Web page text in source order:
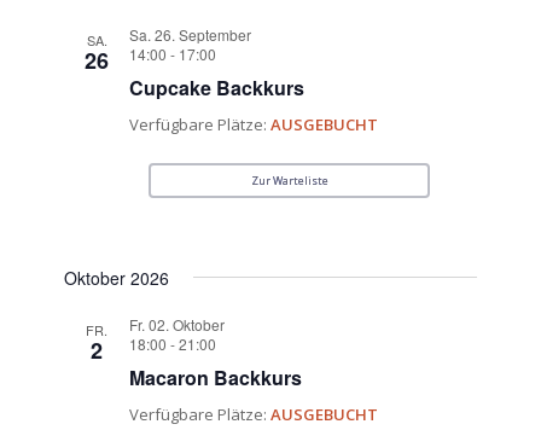
SA.
26
Sa. 26. September
14:00 - 17:00
Cupcake Backkurs
Verfügbare Plätze:AUSGEBUCHT
Zur Warteliste
Oktober 2026
FR.
2
Fr. 02. Oktober
18:00 -21:00
Macaron Backkurs
Verfügbare Plätze:AUSGEBUCHT